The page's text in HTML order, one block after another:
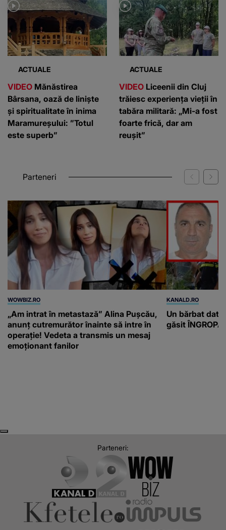
ACTUALE
VIDEO Mănăstirea
Bârsana, oază de liniște
și spiritualitate în inima
Maramureșului: ”Totul
este superb”
ACTUALE
VIDEO Liceenii din Cluj
trăiesc experiența vieții în
tabăra militară: „Mi-a fost
foarte frică, dar am
reușit”
Parteneri
WOWBIZ.RO
„Am intrat în metastază” Alina Pușcău,
anunț cutremurător înainte să intre în
operație! Vedeta a transmis un mesaj
emoționant fanilor
KANALD.RO
Un bărbat dat
găsit
Parteneri: